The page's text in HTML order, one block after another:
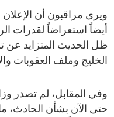
ويرى مراقبون أن
أيضاً استعراضاً لقدرات
ظل الحديث المتزايد عن
الخليج وملف العقوبات
وفي المقابل، لم تصدر
حتى الآن بشأن الحادث، ما